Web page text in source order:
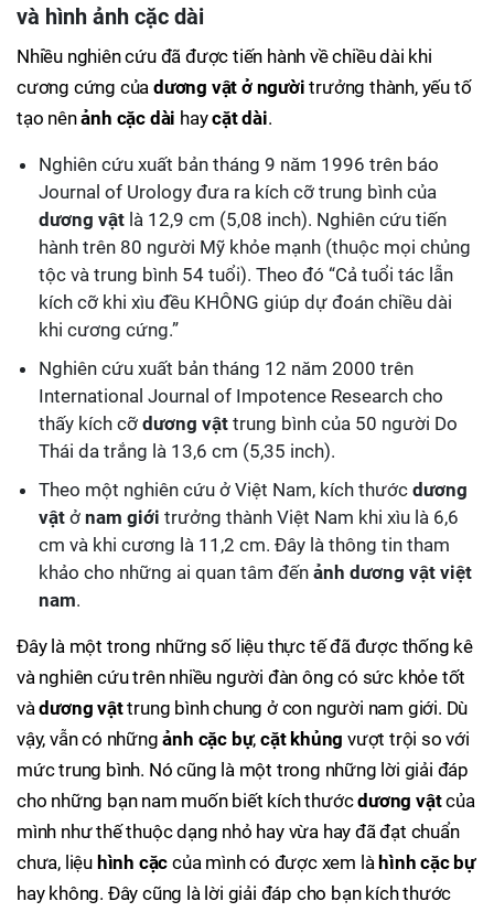
và hình ảnh cặc dài
Nhiều nghiên cứu đã được tiến hành về chiều dài khi
cương cứng củadương vật ở người trưởng thành, yếu tố
tạo nênảnh cặc dài haycặt dài.
Nghiên cứu xuất bản tháng 9 năm 1996 trên báo
Journal of Urology đưa ra kích cỡ trung bình của
dương vật là 12,9 cm (5,08 inch). Nghiên cứu tiến
hành trên 80 người Mỹ khỏe mạnh (thuộc mọi chủng
tộc và trung bình 54 tuổi). Theo đó “Cả tuổi tác lẫn
kích cỡ khi xìu đều KHÔNG giúp dự đoán chiều dài
khi cương cứng.”
Nghiên cứu xuất bản tháng 12 năm 2000 trên
International Journal of Impotence Research cho
thấy kích cỡ dương vật trung bình của 50 người Do
Thái da trắng là 13,6 cm (5,35 inch).
Theo một nghiên cứu ở Việt Nam, kích thước dương
vật ở nam giới trưởng thành Việt Nam khi xìu là 6,6
cm và khi cương là 11,2 cm. Đây là thông tin tham
khảo cho những ai quan tâm đến ảnh dương vật việt
nam.
Đây là một trong những số liệu thực tế đã được thống kê
và nghiên cứu trên nhiều người đàn ông có sức khỏe tốt
vàdương vậttrung bình chung ở con người nam giới. Dù
vậy, vẫn có nhữngảnh cặc bự,cặt khủng vượt trội so với
mức trung bình. Nó cũng là một trong những lời giải đáp
cho những bạn nam muốn biết kích thướcdương vậtcủa
mình như thế thuộc dạng nhỏ hay vừa hay đã đạt chuẩn
chưa, liệu hình cặc của mình có được xem là hình cặc bự
hay không. Đây cũng là lời giải đáp cho bạn kích thước